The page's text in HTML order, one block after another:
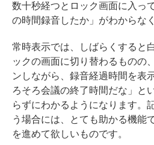
数十秒経つとロック画面に入っ
の時間録音したか」がわからな
常時表示では、しばらくすると
ックの画面に切り替わるものの
ンしながら、録音経過時間を表
ろそろ会議の終了時間だな」と
らずにわかるようになります。
う場合には、とても助かる機能
を進めて欲しいものです。